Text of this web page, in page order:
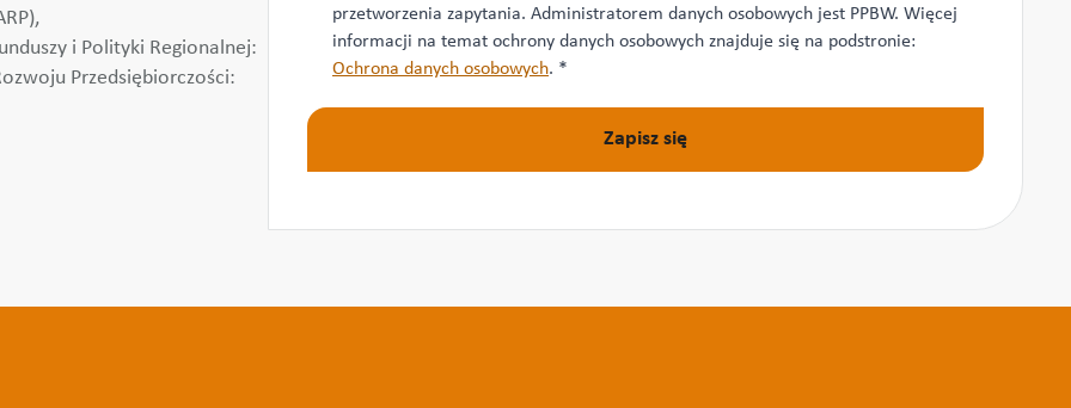
i Polityki Regionalnej:
Przedsiębiorczości:
przetworzenia zapytania. Administratorem danych osobowych jest PPBW. Więcej
informacji na temat ochrony danych osobowych znajduje się na podstronie:
Ochrona danych osobowych. *
Zapisz się